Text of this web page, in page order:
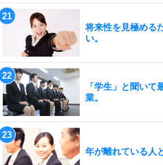
将来性を見極める
い。
「学生」と聞い
業。
年が離れている人